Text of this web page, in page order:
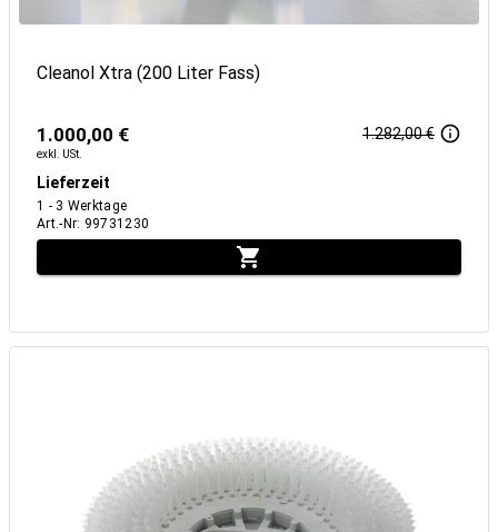
Cleanol Xtra (200 Liter Fass)
1.000,00 €
exkl. USt.
1.282,00 €
Lieferzeit
1 - 3 Werktage
Art.-Nr: 99731230